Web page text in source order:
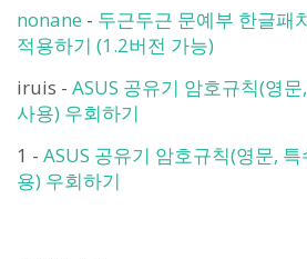
nonane - 두근두근 문예부 한글패
적용하기 (1.2버전 가능)
iruis - ASUS 공유기 암호규칙(영
사용) 우회하기
1 - ASUS 공유기 암호규칙(영문,
용) 우회하기